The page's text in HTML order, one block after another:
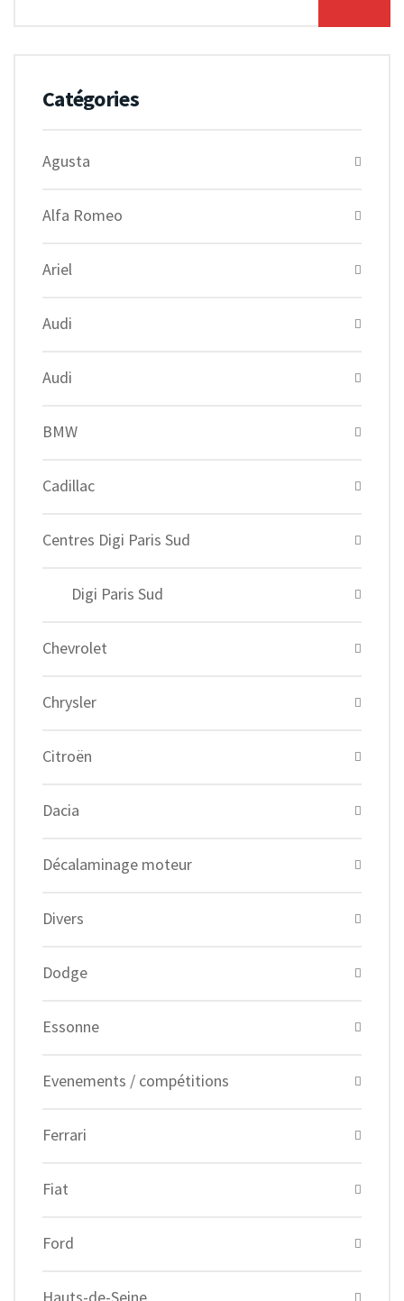
Catégories
Agusta
Alfa Romeo
Ariel
Audi
Audi
BMW
Cadillac
Centres Digi Paris Sud
Digi Paris Sud
Chevrolet
Chrysler
Citroën
Dacia
Décalaminage moteur
Divers
Dodge
Essonne
Evenements / compétitions
Ferrari
Fiat
Ford